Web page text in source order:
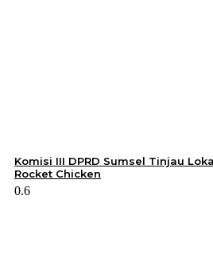
Komisi III DPRD Sumsel Tinjau
Rocket Chicken